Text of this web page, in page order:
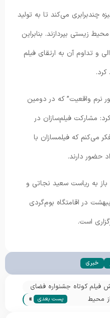
چندبرابری می‌کند تا به تولید
زیستی بپردازند. بنابراین
و تداوم آن به ارتقای فیلم
نرم واقعیت” که در دومین
کرد: مشارکت فیلم‌سازان در
می‌کنم که فیلمسازان با
حضور دارند.
به ریاست سعید نجاتی و
چراغی‌پور تا ۳۰ اردیبهشت در اقامتگاه بوم‌گردی
است.
خبری
فیلم‌ کوتاه جشنواره فضای
محیط
پست بعدی »